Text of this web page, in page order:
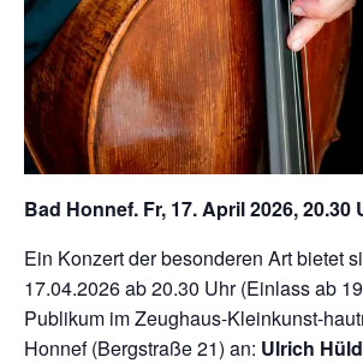
Bad Honnef. Fr, 17. April 2026, 20.30
Ein Konzert der besonderen Art bietet
17.04.2026 ab 20.30 Uhr (Einlass ab
Publikum im Zeughaus-Kleinkunst-
Honnef (Bergstraße 21) an: Ulrich